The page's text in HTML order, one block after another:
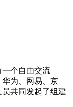
一个自由交流
华为、网易、京
员共同发起了组建